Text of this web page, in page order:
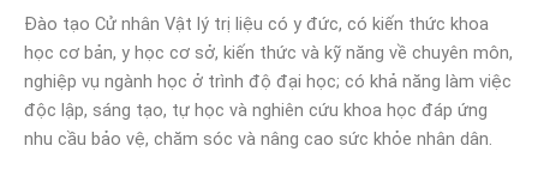
Đào tạo Cử nhân Vật lý trị liệu có y đức, có kiến thức khoa
học cơ bản, y học cơ sở, kiến thức và kỹ năng về chuyên môn,
nghiệp vụ ngành học ở trình độ đại học; có khả năng làm việc
độc lập, sáng tạo, tự học và nghiên cứu khoa học đáp ứng
nhu cầu bảo vệ, chăm sóc và nâng cao sức khỏe nhân dân.